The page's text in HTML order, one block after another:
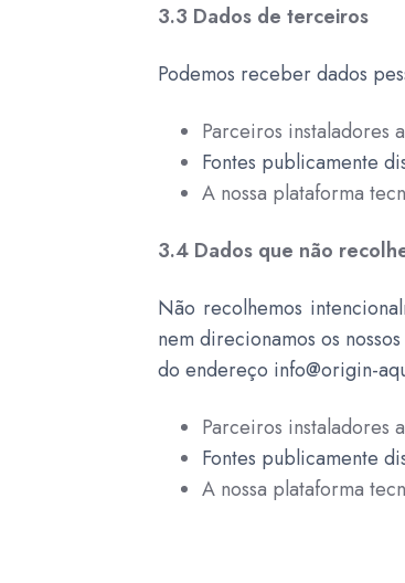
3.3 Dados de terceiros
Podemos receber dados
Parceiros instaladores
Fontes publicamente
A nossa plataforma
3.4 Dados que não
Não recolhemos
nem direcionamos os
do endereço info@origin-
Parceiros instaladores
Fontes publicamente
A nossa plataforma